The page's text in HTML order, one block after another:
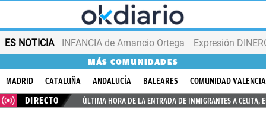
ES NOTICIA INFANCIA de Amancio Ortega Expresión
MÁS COMUNIDADES
MADRID CATALUÑA ANDALUCÍA BALEARES
COMUNIDAD
DIRECTO
ÚLTIMA HORA DE LA ENTRADA DE INMIGRANTES A CEUTA,